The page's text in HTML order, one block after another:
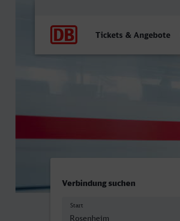
Tickets & Angebote
Verbindung suchen
Start